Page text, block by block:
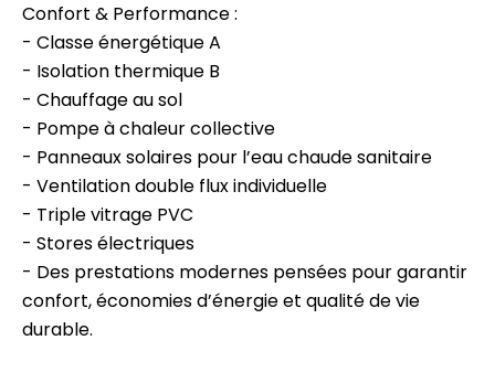
Confort & Performance :
- Classe énergétique A
- Isolation thermique B
- Chauffage au sol
- Pompe à chaleur collective
- Panneaux solaires pour l’eau chaude sanitaire
- Ventilation double flux individuelle
- Triple vitrage PVC
- Stores électriques
- Des prestations modernes pensées pour garantir
confort, économies d’énergie et qualité de vie
durable.